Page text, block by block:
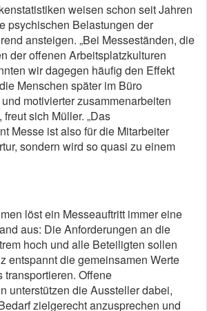
weisen schon seit Jahren
psychischen Belastungen der
ansteigen. „Bei Messeständen, die
der offenen Arbeitsplatzkulturen
wir dagegen häufig den Effekt
Menschen später im Büro
motivierter zusammenarbeiten
freut sich Müller. „Das
Messe ist also für die Mitarbeiter
sondern wird so quasi zu einem
löst ein Messeauftritt immer eine
aus: Die Anforderungen an die
hoch und alle Beteiligten sollen
entspannt die gemeinsamen Werte
transportieren. Offene
unterstützen die Aussteller dabei,
zielgerecht anzusprechen und